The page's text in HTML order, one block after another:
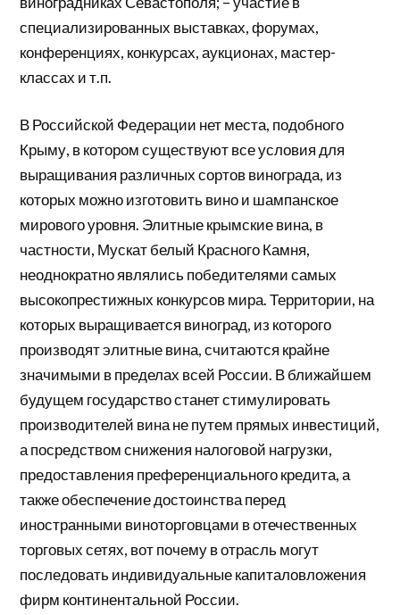
специализированных выставках, форумах,
конференциях, конкурсах, аукционах, мастер-
классах и т.п.
В Российской Федерации нет места, подобного
Крыму, в котором существуют все условия для
выращивания различных сортов винограда, из
которых можно изготовить вино и шампанское
мирового уровня. Элитные крымские вина, в
частности, Мускат белый Красного Камня,
неоднократно являлись победителями самых
высокопрестижных конкурсов мира. Территории, на
которых выращивается виноград, из которого
производят элитные вина, считаются крайне
значимыми в пределах всей России. В ближайшем
будущем государство станет стимулировать
производителей вина не путем прямых инвестиций,
а посредством снижения налоговой нагрузки,
предоставления преференциального кредита, а
также обеспечение достоинства перед
иностранными виноторговцами в отечественных
торговых сетях, вот почему в отрасль могут
последовать индивидуальные капиталовложения
фирм континентальной России.